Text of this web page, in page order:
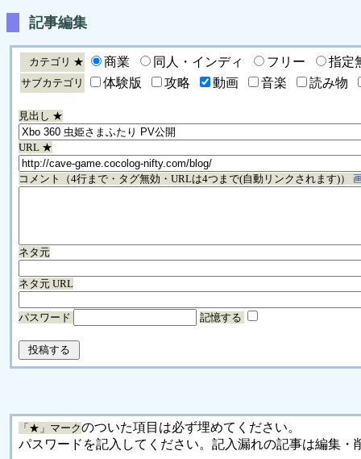
記事編集
カテゴリ ★ 商業 同人・インディ フリー 指定
サブカテゴリ 体験版 攻略 動画 音楽 読み物
見出し ★
URL ★
コメント（4行まで・タグ無効・URLは4つまで(自動リンクされます)）
ネタ元
ネタ元 URL
パスワード 記憶する
「★」マークのついた項目は必ず埋めてください。
パスワードを記入してください。記入漏れの記事は編集・